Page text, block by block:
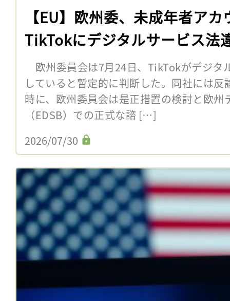
【EU】欧州委、未成年者ア
TikTokにデジタルサービス法
欧州委員会は7月24日、TikTokがデジタ
していると暫定的に判断した。同社には
時に、欧州委員会は是正措置の検討と欧州
（EDSB）での正式な諮 […]
2026/07/30